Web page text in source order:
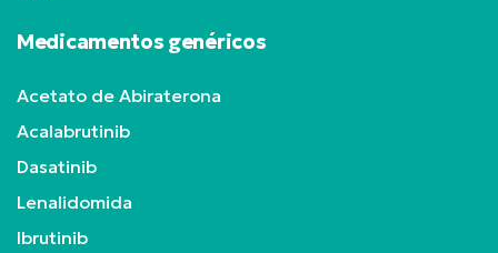
Medicamentos genéricos
Acetato de Abiraterona
Acalabrutinib
Dasatinib
Lenalidomida
Ibrutinib